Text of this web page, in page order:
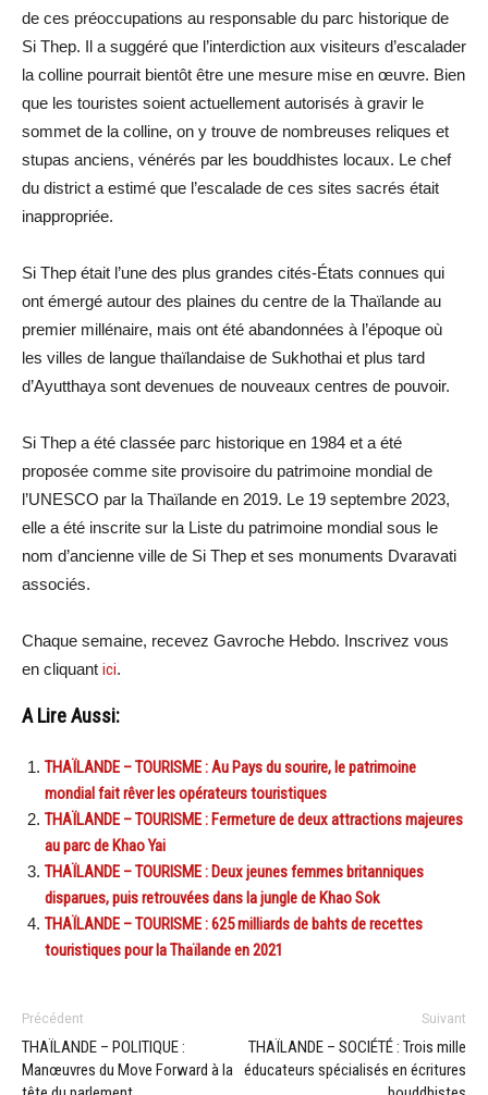
de ces préoccupations au responsable du parc historique de
Si Thep. Il a suggéré que l’interdiction aux visiteurs d’escalader
la colline pourrait bientôt être une mesure mise en œuvre. Bien
que les touristes soient actuellement autorisés à gravir le
sommet de la colline, on y trouve de nombreuses reliques et
stupas anciens, vénérés par les bouddhistes locaux. Le chef
du district a estimé que l’escalade de ces sites sacrés était
inappropriée.
Si Thep était l’une des plus grandes cités-États connues qui
ont émergé autour des plaines du centre de la Thaïlande au
premier millénaire, mais ont été abandonnées à l’époque où
les villes de langue thaïlandaise de Sukhothai et plus tard
d’Ayutthaya sont devenues de nouveaux centres de pouvoir.
Si Thep a été classée parc historique en 1984 et a été
proposée comme site provisoire du patrimoine mondial de
l’UNESCO par la Thaïlande en 2019. Le 19 septembre 2023,
elle a été inscrite sur la Liste du patrimoine mondial sous le
nom d’ancienne ville de Si Thep et ses monuments Dvaravati
associés.
Chaque semaine, recevez Gavroche Hebdo. Inscrivez vous
en cliquant ici.
A Lire Aussi:
THAÏLANDE – TOURISME : Au Pays du sourire, le patrimoine
mondial fait rêver les opérateurs touristiques
THAÏLANDE – TOURISME : Fermeture de deux attractions majeures
au parc de Khao Yai
THAÏLANDE – TOURISME : Deux jeunes femmes britanniques
disparues, puis retrouvées dans la jungle de Khao Sok
THAÏLANDE – TOURISME : 625 milliards de bahts de recettes
touristiques pour la Thaïlande en 2021
Précédent
THAÏLANDE – POLITIQUE :
Manœuvres du Move Forward à la
Suivant
THAÏLANDE – SOCIÉTÉ : Trois mille
éducateurs spécialisés en écritures